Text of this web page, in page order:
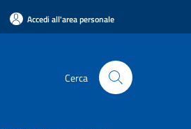
Accedi all'area personale
Cerca